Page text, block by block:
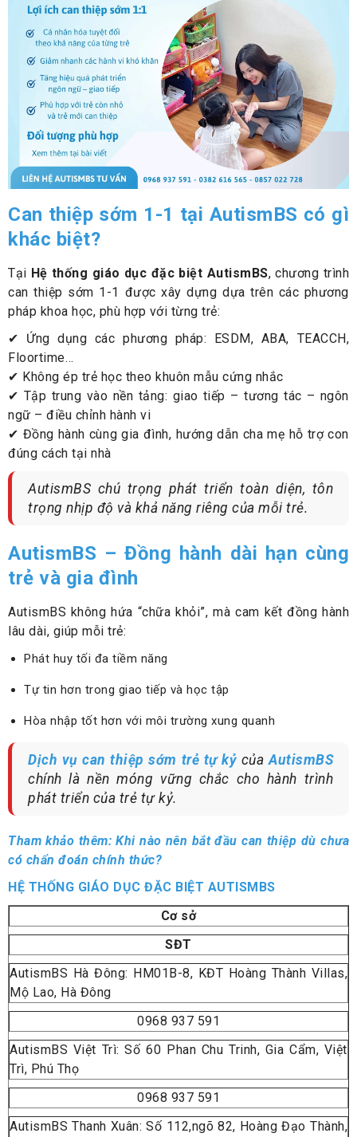
Can thiệp sớm 1-1 tại AutismBS có gì
khác biệt?
Tại Hệ thống giáo dục đặc biệt AutismBS, chương trình
can thiệp sớm 1-1 được xây dựng dựa trên các phương
pháp khoa học, phù hợp với từng trẻ:
✔ Ứng dụng các phương pháp: ESDM, ABA, TEACCH,
Floortime…
✔ Không ép trẻ học theo khuôn mẫu cứng nhắc
✔ Tập trung vào nền tảng: giao tiếp – tương tác – ngôn
ngữ – điều chỉnh hành vi
✔ Đồng hành cùng gia đình, hướng dẫn cha mẹ hỗ trợ con
đúng cách tại nhà
AutismBS chú trọng phát triển toàn diện, tôn
trọng nhịp độ và khả năng riêng của mỗi trẻ.
AutismBS – Đồng hành dài hạn cùng
trẻ và gia đình
AutismBS không hứa “chữa khỏi”, mà cam kết đồng hành
lâu dài, giúp mỗi trẻ:
Phát huy tối đa tiềm năng
Tự tin hơn trong giao tiếp và học tập
Hòa nhập tốt hơn với môi trường xung quanh
Dịch vụ can thiệp sớm trẻ tự kỷ củaAutismBS
chính là nền móng vững chắc cho hành trình
phát triển của trẻ tự kỷ.
Tham khảo thêm:Khi nào nên bắt đầu can thiệp dù chưa
có chẩn đoán chính thức?
HỆ THỐNG GIÁO DỤC ĐẶC BIỆT AUTISMBS
Cơ sở
SĐT
AutismBS Hà Đông: HM01B-8, KĐT Hoàng Thành Villas,
Mộ Lao, Hà Đông
0968 937 591
AutismBS Việt Trì: Số 60 Phan Chu Trinh, Gia Cẩm, Việt
Trì, Phú Thọ
0968 937 591
AutismBS Thanh Xuân: Số 112,ngõ 82, Hoàng Đạo Thành,